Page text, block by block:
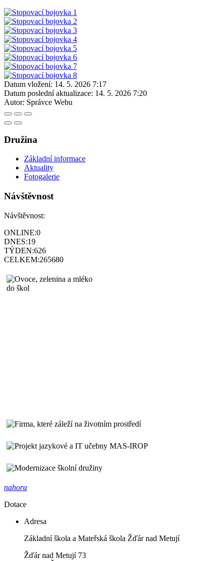
Datum vložení: 14. 5. 2026 7:17
Datum poslední aktualizace: 14. 5. 2026 7:20
Autor: Správce Webu
Družina
Základní informace
Aktuality
Fotogalerie
Návštěvnost
Návštěvnost:
ONLINE:0
DNES:19
TÝDEN:626
CELKEM:265680
nahoru
Dotace
Adresa
Základní škola a Mateřská škola Žďár nad Metují
Žďár nad Metují 73